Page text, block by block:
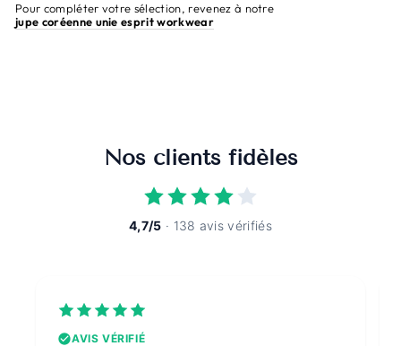
Pour compléter votre sélection, revenez à notre
jupe coréenne unie esprit workwear
Nos clients fidèles
4,7/5 · 138 avis vérifiés
AVIS VÉRIFIÉ